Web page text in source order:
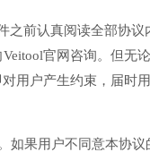
之前认真阅读全部协
官网咨询。但无
用户产生约束，届时
如果用户不同意本协